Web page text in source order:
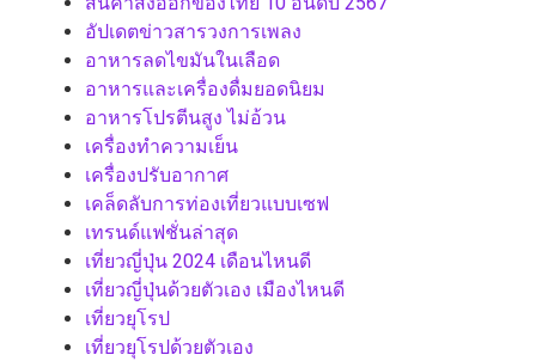
อัปเดตข่าวสารวงการเพลง
อาหารลดไขมันในเลือด
อาหารและเครื่องดื่มยอดนิยม
อาหารโปรตีนสูง ไม่อ้วน
เครื่องทำความเย็น
เครื่องปรับอากาศ
เคล็ดลับการท่องเที่ยวแบบเซฟ
เทรนด์แฟชั่นล่าสุด
เที่ยวญี่ปุ่น 2024 เดือนไหนดี
เที่ยวญี่ปุ่นด้วยตัวเอง เมืองไหนดี
เที่ยวยุโรป
เที่ยวยุโรปด้วยตัวเอง